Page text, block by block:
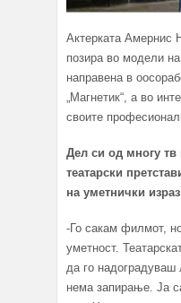
Актерката Амернис
позира во модели
направена в
„Магнетик“, а во
своите
Дел си од многу
театарски
на уметнички
-Го сакам филмот,
уметност.
да го надоградуваш
нема запирање. Ја